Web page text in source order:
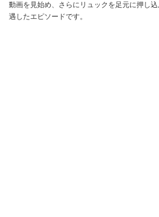
動画を見始め、さらにリュックを足元に押し
遇したエピソードです。